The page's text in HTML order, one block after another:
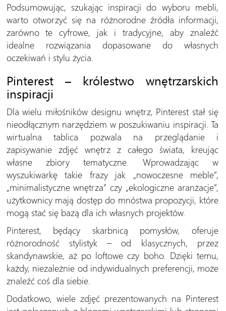
Podsumowując, szukając inspiracji do wyboru mebli,
warto otworzyć się na różnorodne źródła informacji,
zarówno te cyfrowe, jak i tradycyjne, aby znaleźć
idealne rozwiązania dopasowane do własnych
oczekiwań i stylu życia.
Pinterest – królestwo wnętrzarskich
inspiracji
Dla wielu miłośników designu wnętrz, Pinterest stał się
nieodłącznym narzędziem w poszukiwaniu inspiracji. Ta
wirtualna tablica pozwala na przeglądanie i
zapisywanie zdjęć wnętrz z całego świata, kreując
własne zbiory tematyczne. Wprowadzając w
wyszukiwarkę takie frazy jak „nowoczesne meble”,
„minimalistyczne wnętrza” czy „ekologiczne aranżacje”,
użytkownicy mają dostęp do mnóstwa propozycji, które
mogą stać się bazą dla ich własnych projektów.
Pinterest, będący skarbnicą pomysłów, oferuje
różnorodność stylistyk – od klasycznych, przez
skandynawskie, aż po loftowe czy boho. Dzięki temu,
każdy, niezależnie od indywidualnych preferencji, może
znaleźć coś dla siebie.
Dodatkowo, wiele zdjęć prezentowanych na Pinterest